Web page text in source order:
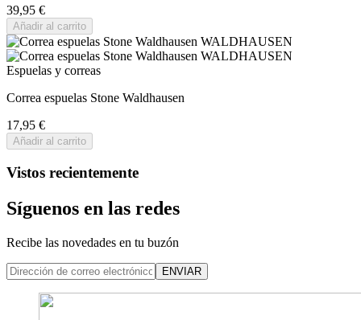
39,95 €
Añadir al carrito
Espuelas y correas
Correa espuelas Stone Waldhausen
17,95 €
Añadir al carrito
Vistos recientemente
Síguenos en las redes
Recibe las novedades en tu buzón
ENVIAR